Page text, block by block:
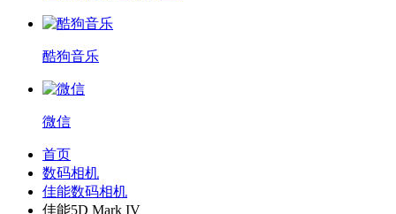
酷狗音乐
微信
首页
数码相机
佳能数码相机
佳能5D Mark IV